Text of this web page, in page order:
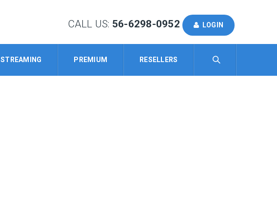
CALL US: 56-6298-0952 LOGIN
STREAMING PREMIUM RESELLERS